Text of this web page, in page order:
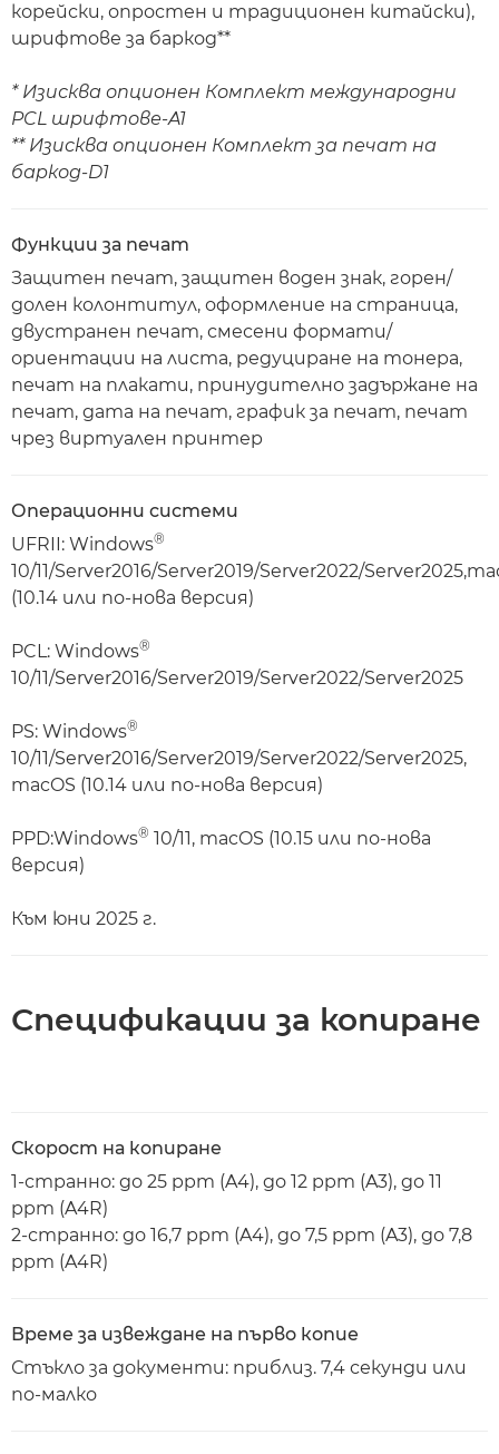
корейски, опростен и традиционен китайски),
шрифтове за баркод**
* Изисква опционен Комплект международни
PCL шрифтове-A1
** Изисква опционен Комплект за печат на
баркод-D1
Функции за печат
Защитен печат, защитен воден знак, горен/
долен колонтитул, оформление на страница,
двустранен печат, смесени формати/
ориентации на листа, редуциране на тонера,
печат на плакати, принудително задържане на
печат, дата на печат, график за печат, печат
чрез виртуален принтер
Операционни системи
UFRII: Windows®
10/11/Server2016/Server2019/Server2022/
(10.14 или по-нова версия)
PCL: Windows®
10/11/Server2016/Server2019/Server2022/Server2025
PS: Windows®
10/11/Server2016/Server2019/Server2022/Server2025,
macOS (10.14 или по-нова версия)
PPD:Windows® 10/11, macOS (10.15 или по-нова
версия)
Към юни 2025 г.
Спецификации за копиране
Скорост на копиране
1-странно: до 25 ppm (A4), до 12 ppm (A3), до 11
ppm (A4R)
2-странно: до 16,7 ppm (A4), до 7,5 ppm (A3), до 7,8
ppm (A4R)
Време за извеждане на първо копие
Стъкло за документи: приблиз. 7,4 секунди или
по-малко